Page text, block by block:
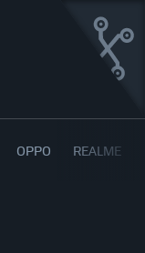
OPPO REALME
PRECIO MUY